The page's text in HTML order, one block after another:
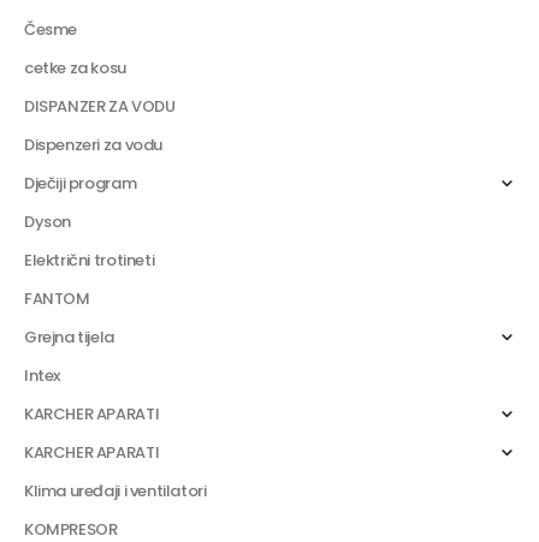
Česme
cetke za kosu
DISPANZER ZA VODU
Dispenzeri za vodu
Dječiji program
Dyson
Električni trotineti
FANTOM
Grejna tijela
Intex
KARCHER APARATI
KARCHER APARATI
Klima uređaji i ventilatori
KOMPRESOR